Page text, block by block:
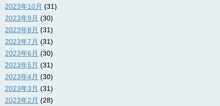
2023年10月 (31)
2023年9月 (30)
2023年8月 (31)
2023年7月 (31)
2023年6月 (30)
2023年5月 (31)
2023年4月 (30)
2023年3月 (31)
2023年2月 (28)